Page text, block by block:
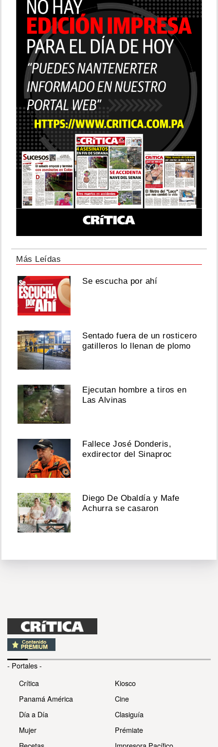
Más Leídas
Se escucha por ahí
Sentado fuera de un rosticero
gatilleros lo llenan de plomo
Ejecutan hombre a tiros en
Las Alvinas
Fallece José Donderis,
exdirector del Sinaproc
Diego De Obaldía y Mafe
Achurra se casaron
- Portales -
Crítica
Panamá América
Día a Día
Mujer
Kiosco
Cine
Clasiguía
Prémiate